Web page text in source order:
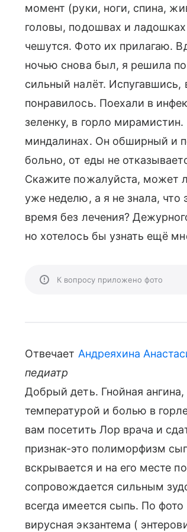
момент (руки, ноги, спина,
головы, подошвах и
чешутся. Фото их прилагаю.
ночью снова был, я решила
сильный налёт.
понравилось. Поехали в
зеленку, в горло
миндалинах. Он обширный и
больно, от еды не
Скажите пожалуйста, может
уже неделю, а я не знала, что
время без лечения?
но хотелось бы узнать ещё
К вопросу приложено фото
Отвечает Андреяхина
педиатр
Добрый деть. Гнойная ангина,
температурой и болью в
вам посетить Лор врача и
признак-это полиморфизм
вскрывается и на его месте
сопровождается сильным
всегда имеется сыпь. По
вирусная экзантема (